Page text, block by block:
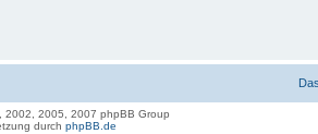
2002, 2005, 2007 phpBB Group
durch phpBB.de